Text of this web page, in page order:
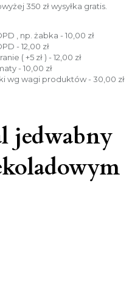
350 zł wysyłka gratis.
, np. żabka - 10,00 zł
- 12,00 zł
( +5 zł ) - 12,00 zł
- 10,00 zł
wg wagi produktów - 30,00 zł
jedwabny